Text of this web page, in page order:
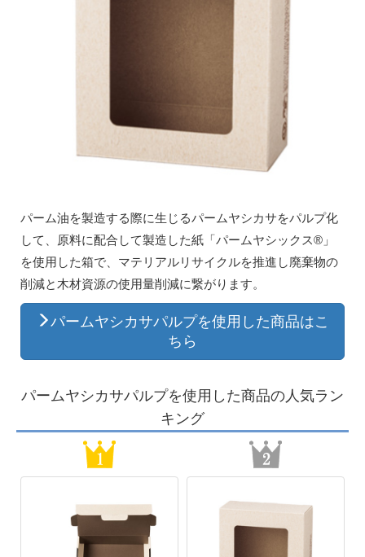
パーム油を製造する際に生じるパームヤシカサをパルプ化
して、原料に配合して製造した紙「パームヤシックス®」
を使用した箱で、マテリアルリサイクルを推進し廃棄物の
削減と木材資源の使用量削減に繋がります。
パームヤシカサパルプを使用した商品はこ
ちら
パームヤシカサパルプを使用した商品の人気ラン
キング